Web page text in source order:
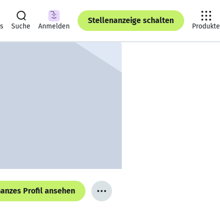
Suche Anmelden
Stellenanzeige schalten
Produkte
Profil ansehen